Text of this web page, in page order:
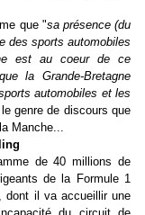
que "sa présence (du
des sports automobiles
est au coeur de ce
la Grande-Bretagne
automobiles et les
genre de discours que
Manche...
de 40 millions de
de la Formule 1
dont il va accueillir une